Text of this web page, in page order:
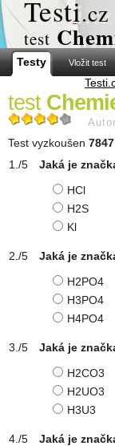
Testi.cz
test
Testy Vložit test
test
Test vyzkoušen
Jaká je
HCl
H2S
Kl
Jaká je
H2PO4
H3PO4
H4PO4
Jaká je
H2CO3
H2UO3
H3U3
Jaká je